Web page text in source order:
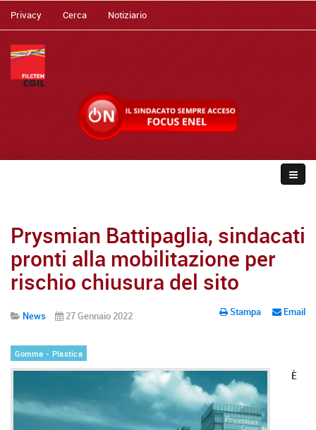
Privacy Cerca Notiziario
Prysmian Battipaglia, sindacati
pronti alla mobilitazione per
rischio chiusura del sito
Stampa Email
News 27 Gennaio 2022
Gomma - Plastica
È